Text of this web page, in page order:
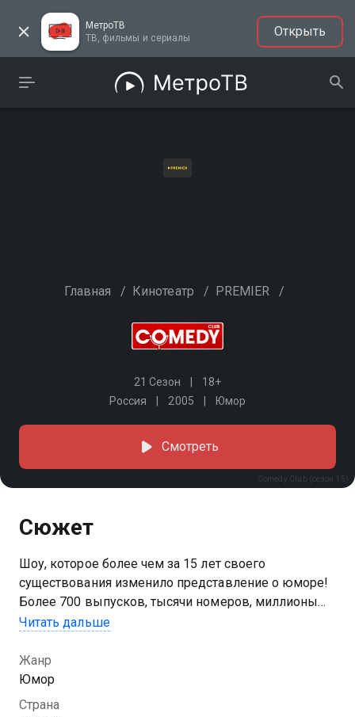
МетроТВ
ТВ, фильмы и сериалы
Открыть
Главная / Кинотеатр / PREMIER /
21 Сезон
18+
Россия
2005 Юмор
Comedy Club (сезон 15)
Смотреть
Сюжет
Шоу, которое более чем за 15 лет своего
существования изменило представление о юморе!
Более 700 выпусков, тысячи номеров, миллионы
шуток и зрителей по всему миру. Comedy Club — это
и топовые гости. Смотрите и смейтесь вместе с
любимыми резидентами!
Читать дальше
Жанр
Юмор
Страна